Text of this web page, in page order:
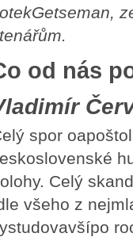
od nás
spor
Celý
všeho z